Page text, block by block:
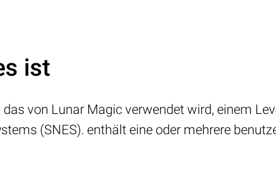
ist
von Lunar Magic verwendet wird, einem
(SNES). enthält eine oder mehrere